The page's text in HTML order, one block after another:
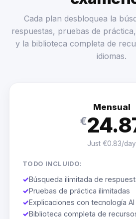
Cada plan desbloquea la
respuestas, pruebas de
y la biblioteca completa de
idiomas.
Mensual
€
Just €0.83/day
TODO INCLUIDO:
✓Búsqueda ilimitada de
✓Pruebas de práctica ilimitadas
✓Explicaciones con tecnología AI
✓Biblioteca completa de